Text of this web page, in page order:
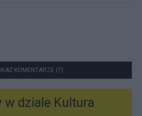
KOMENTARZE (7)
w dziale Kultura